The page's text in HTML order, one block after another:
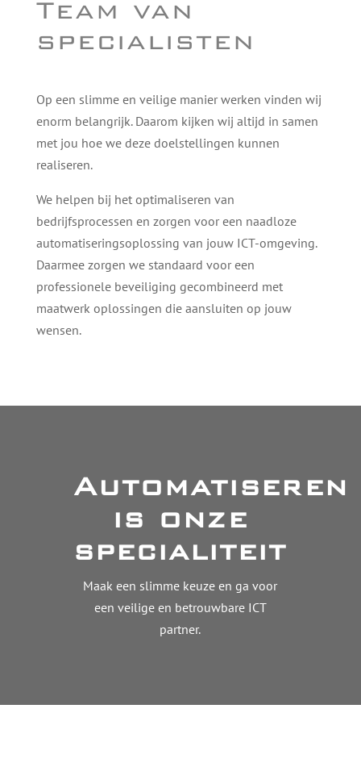
Team van
specialisten
Op een slimme en veilige manier werken vinden wij
enorm belangrijk. Daarom kijken wij altijd in samen
met jou hoe we deze doelstellingen kunnen
realiseren.
We helpen bij het optimaliseren van
bedrijfsprocessen en zorgen voor een naadloze
automatiseringsoplossing van jouw ICT-omgeving.
Daarmee zorgen we standaard voor een
professionele beveiliging gecombineerd met
maatwerk oplossingen die aansluiten op jouw
wensen.
Automatiseren
is onze
specialiteit
Maak een slimme keuze en ga voor
een veilige en betrouwbare ICT
partner.